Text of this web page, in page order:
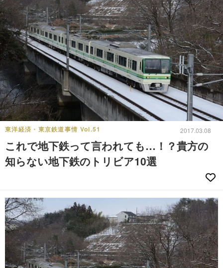
東洋経済・東京鉄道事情 Vol.51 2017.03.08
これで地下鉄って言われても…！？貴方の
知らない地下鉄のトリビア10選